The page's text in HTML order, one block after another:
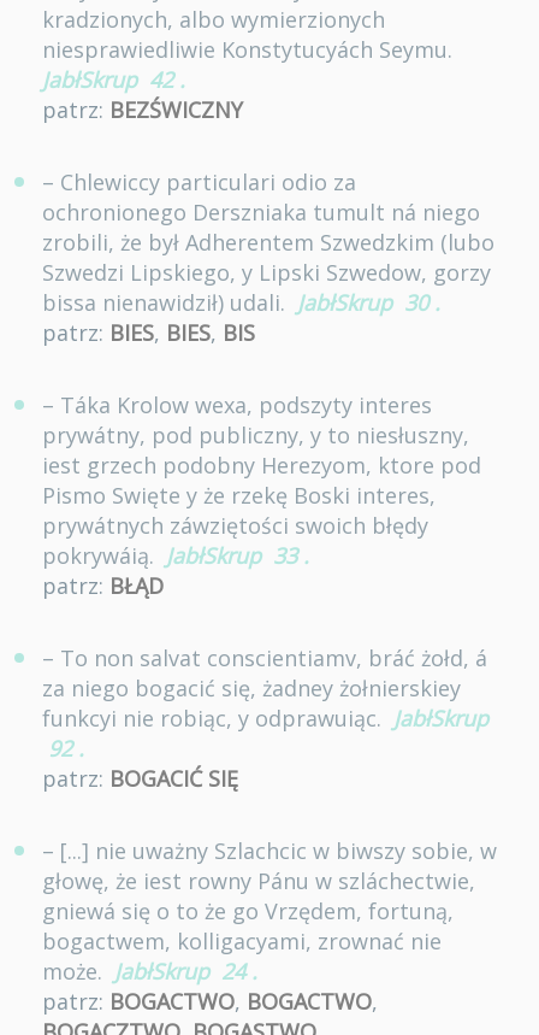
kradzionych, albo wymierzionych
niesprawiedliwie Konstytucyách Seymu.
JabłSkrup 42 .
patrz: BEZŚWICZNY
– Chlewiccy particulari odio za
ochronionego Derszniaka tumult ná niego
zrobili, że był Adherentem Szwedzkim (lubo
Szwedzi Lipskiego, y Lipski Szwedow, gorzy
bissa nienawidził) udali. JabłSkrup 30 .
patrz: BIES, BIES, BIS
– Táka Krolow wexa, podszyty interes
prywátny, pod publiczny, y to niesłuszny,
iest grzech podobny Herezyom, ktore pod
Pismo Swięte y że rzekę Boski interes,
prywátnych záwziętości swoich błędy
pokrywáią. JabłSkrup 33 .
patrz: BŁĄD
– To non salvat conscientiamv, bráć żołd, á
za niego bogacić się, żadney żołnierskiey
funkcyi nie robiąc, y odprawuiąc. JabłSkrup
92 .
patrz: BOGACIĆ SIĘ
– [...] nie uważny Szlachcic w biwszy sobie, w
głowę, że iest rowny Pánu w szláchectwie,
gniewá się o to że go Vrzędem, fortuną,
bogactwem, kolligacyami, zrownać nie
może. JabłSkrup 24 .
patrz: BOGACTWO, BOGACTWO,